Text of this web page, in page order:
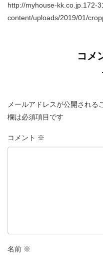
http://myhouse-kk.co.jp.172-
content/uploads/2019/01/
コメ
メールアドレスが公開される
欄は必須項目です
コメント ※
名前 ※